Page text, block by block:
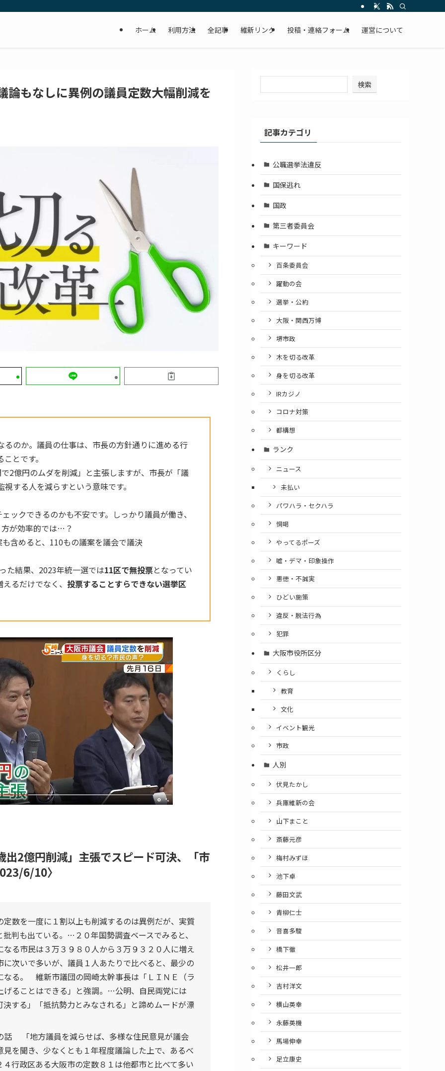
ホーム 利用方法 全記事 維新リンク 投稿・連絡フォーム 運営について
論もなしに異例の議員定数大幅削減を
のか。議員の仕事は、市長の方針通りに進める行
とです。
2億円のムダを削減」と主張しますが、市長が「議
する人を減らすという意味です。
ックできるのかも不安です。しっかり議員が働き、
が効率的では…？
含めると、110もの議案を議会で議決
た結果、2023年統一選では11区で無投票となってい
るだけでなく、 投票することすらできない選挙区
2億円削減」主張でスピード可決、「市
6/10〉
数を一度に１割以上も削減するのは異例だが、実質
判も出ている。…２０年国勢調査ベースでみると、
る市民は３万３９８０人から３万９３２０人に増え
次いで多いが、議員１人あたりで比べると、最少の
なる。 維新市議団の岡崎太幹事長は「ＬＩＮＥ（ラ
ることはできる」と強調。…公明、自民両党には
する」「抵抗勢力とみなされる」と諦めムードが漂
話 「地方議員を減らせば、多様な住民意見が議会
を聞き、少なくとも１年程度議論した上で、あるべ
行政区ある大阪市の定数８１は他都市と比べて多い
検索
記事カテゴリ
公職選挙法違反
国保逃れ
国政
第三者委員会
キーワード
百条委員会
躍動の会
選挙・公約
大阪・関西万博
堺市政
木を切る改革
身を切る改革
IRカジノ
コロナ対策
都構想
ランク
ニュース
未払い
パワハラ・セクハラ
恫喝
やってるポーズ
嘘・デマ・印象操作
悪徳・不誠実
ひどい施策
違反・脱法行為
犯罪
大阪市役所区分
くらし
教育
文化
イベント観光
市政
人別
伏見たかし
兵庫維新の会
山下まこと
斎藤元彦
梅村みずほ
池下卓
藤田文武
青柳仁士
音喜多駿
橋下徹
松井一郎
吉村洋文
横山英幸
永藤英機
馬場伸幸
足立康史